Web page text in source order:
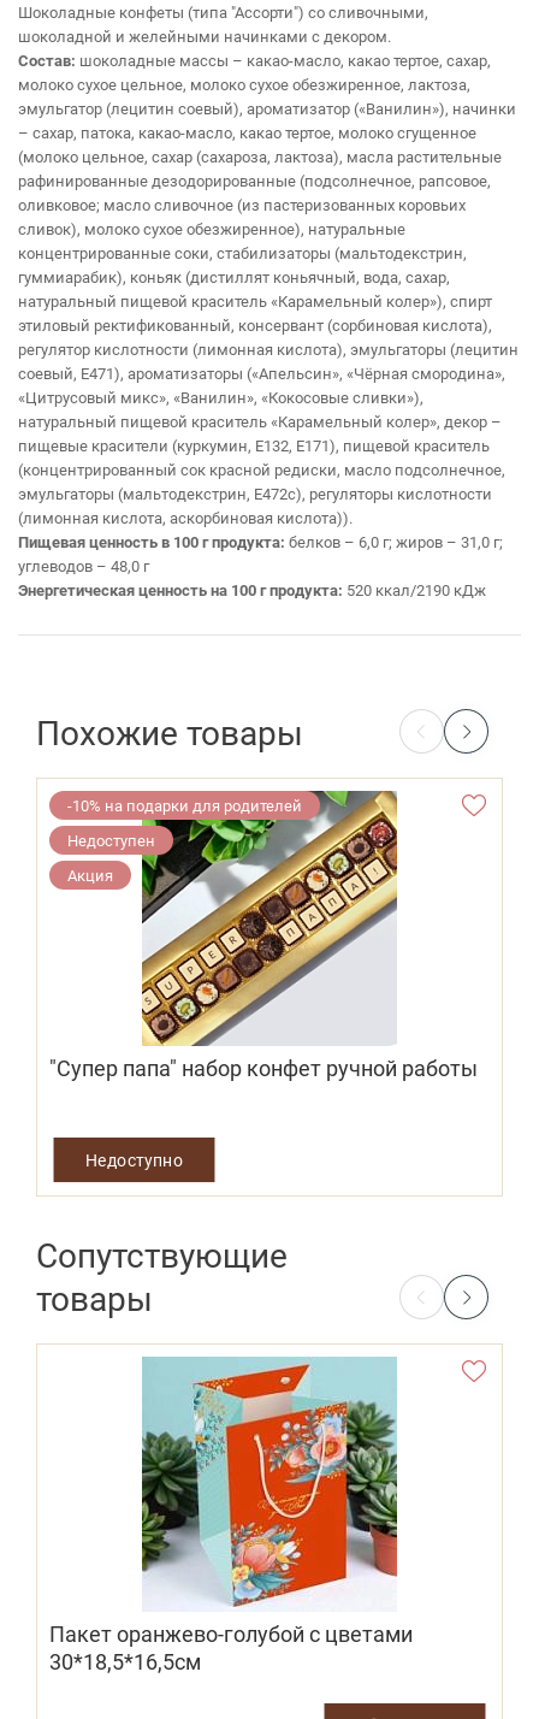
Шоколадные конфеты (типа "Ассорти") со сливочными,
шоколадной и желейными начинками с декором.
Состав: шоколадные массы – какао-масло, какао тертое, сахар,
молоко сухое цельное, молоко сухое обезжиренное, лактоза,
эмульгатор (лецитин соевый), ароматизатор («Ванилин»), начинки
– сахар, патока, какао-масло, какао тертое, молоко сгущенное
(молоко цельное, сахар (сахароза, лактоза), масла растительные
рафинированные дезодорированные (подсолнечное, рапсовое,
оливковое; масло сливочное (из пастеризованных коровьих
сливок), молоко сухое обезжиренное), натуральные
концентрированные соки, стабилизаторы (мальтодекстрин,
гуммиарабик), коньяк (дистиллят коньячный, вода, сахар,
натуральный пищевой краситель «Карамельный колер»), спирт
этиловый ректификованный, консервант (сорбиновая кислота),
регулятор кислотности (лимонная кислота), эмульгаторы (лецитин
соевый, Е471), ароматизаторы («Апельсин», «Чёрная смородина»,
«Цитрусовый микс», «Ванилин», «Кокосовые сливки»),
натуральный пищевой краситель «Карамельный колер», декор –
пищевые красители (куркумин, Е132, Е171), пищевой краситель
(концентрированный сок красной редиски, масло подсолнечное,
эмульгаторы (мальтодекстрин, Е472с), регуляторы кислотности
(лимонная кислота, аскорбиновая кислота)).
Пищевая ценность в 100 г продукта: белков – 6,0 г; жиров – 31,0 г;
углеводов – 48,0 г
Энергетическая ценность на 100 г продукта: 520 ккал/2190 кДж
Похожие товары
-10% на подарки для родителей
Недоступен
Акция
"Супер папа" набор конфет ручной работы
Недоступно
Сопутствующие
товары
Пакет оранжево-голубой с цветами
30*18,5*16,5см